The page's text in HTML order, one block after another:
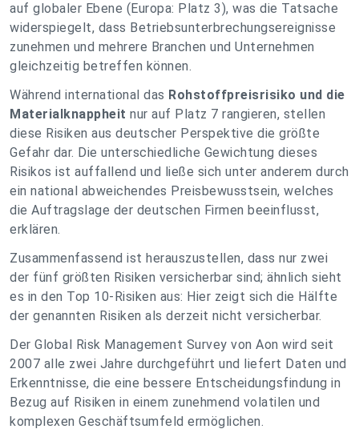
auf globaler Ebene (Europa: Platz 3), was die Tatsache
widerspiegelt, dass Betriebsunterbrechungsereignisse
zunehmen und mehrere Branchen und Unternehmen
gleichzeitig betreffen können.
Während international das Rohstoffpreisrisiko und die
Materialknappheit nur auf Platz 7 rangieren, stellen
diese Risiken aus deutscher Perspektive die größte
Gefahr dar. Die unterschiedliche Gewichtung dieses
Risikos ist auffallend und ließe sich unter anderem durch
ein national abweichendes Preisbewusstsein, welches
die Auftragslage der deutschen Firmen beeinflusst,
erklären.
Zusammenfassend ist herauszustellen, dass nur zwei
der fünf größten Risiken versicherbar sind; ähnlich sieht
es in den Top 10-Risiken aus: Hier zeigt sich die Hälfte
der genannten Risiken als derzeit nicht versicherbar.
Der Global Risk Management Survey von Aon wird seit
2007 alle zwei Jahre durchgeführt und liefert Daten und
Erkenntnisse, die eine bessere Entscheidungsfindung in
Bezug auf Risiken in einem zunehmend volatilen und
komplexen Geschäftsumfeld ermöglichen.